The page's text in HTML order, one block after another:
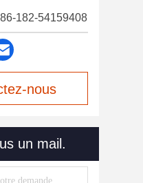
182-54159408
nous
un mail.